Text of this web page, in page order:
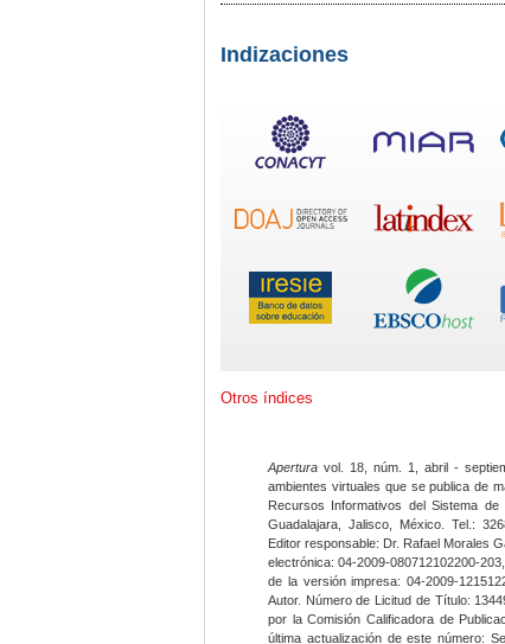
Indizaciones
Otros índices
Apertura vol. 18, núm. 1, abril -
ambientes virtuales que se publica de
Recursos Informativos del Sistema
Guadalajara, Jalisco, México. Tel.:
Editor responsable: Dr. Rafael Morales
electrónica: 04-2009-080712102200-
de la versión impresa: 04-2009-
Autor. Número de Licitud de Título:
por la Comisión Calificadora de
última actualización de este número: